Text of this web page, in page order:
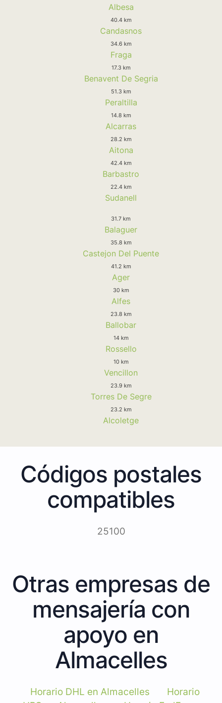
Albesa
40.4 km
Candasnos
34.6 km
Fraga
17.3 km
Benavent De Segria
51.3 km
Peraltilla
14.8 km
Alcarras
28.2 km
Aitona
42.4 km
Barbastro
22.4 km
Sudanell
31.7 km
Balaguer
35.8 km
Castejon Del Puente
41.2 km
Ager
30 km
Alfes
23.8 km
Ballobar
14 km
Rossello
10 km
Vencillon
23.9 km
Torres De Segre
23.2 km
Alcoletge
Códigos postales
compatibles
25100
Otras empresas de
mensajería con
apoyo en
Almacelles
Horario DHL en Almacelles
Horario